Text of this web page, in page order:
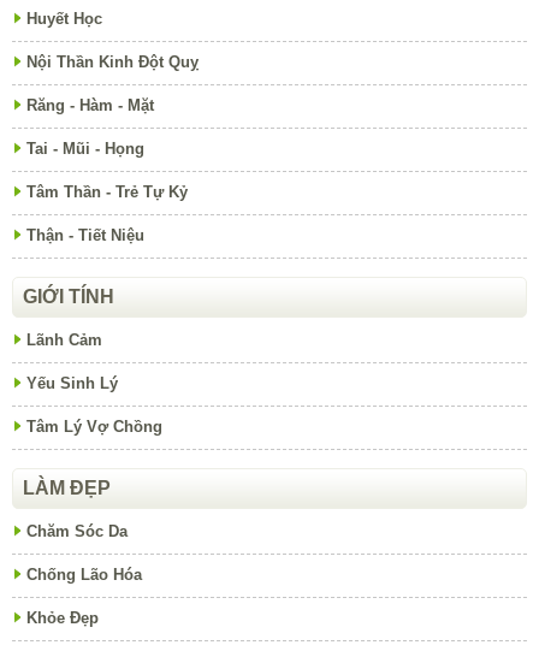
Huyết Học
Nội Thần Kinh Đột Quỵ
Răng - Hàm - Mặt
Tai - Mũi - Họng
Tâm Thần - Trẻ Tự Kỷ
Thận - Tiết Niệu
GIỚI TÍNH
Lãnh Cảm
Yếu Sinh Lý
Tâm Lý Vợ Chồng
LÀM ĐẸP
Chăm Sóc Da
Chống Lão Hóa
Khỏe Đẹp